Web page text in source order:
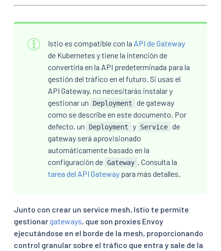
Istio es compatible con la API de Gateway
de Kubernetes y tiene la intención de
convertirla en la API predeterminada para la
gestión del tráfico en el futuro. Si usas el
API Gateway, no necesitarás instalar y
gestionar un
Deployment
de gateway
como se describe en este documento. Por
defecto, un
Deployment y Service de
gateway será aprovisionado
automáticamente basado en la
configuración de Gateway
. Consulta la
tarea del API Gateway para más detalles.
Junto con crear un service mesh, Istio te permite
gestionargateways, que son proxies Envoy
ejecutándose en el borde de la mesh, proporcionando
control granular sobre el tráfico que entra y sale de la